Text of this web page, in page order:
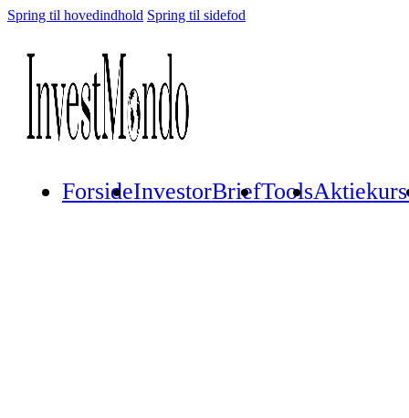
Spring til hovedindhold Spring til sidefod
ForsideInvestorBriefTools